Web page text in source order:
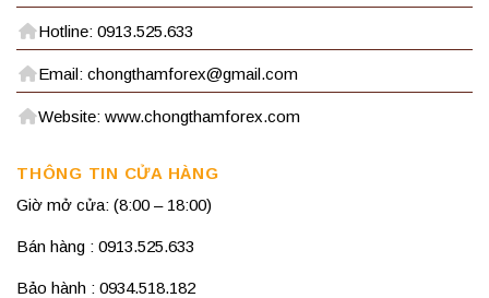
Hotline: 0913.525.633
Email: chongthamforex@gmail.com
Website: www.chongthamforex.com
THÔNG TIN CỬA HÀNG
Giờ mở cửa: (8:00 – 18:00)
Bán hàng : 0913.525.633
Bảo hành : 0934.518.182